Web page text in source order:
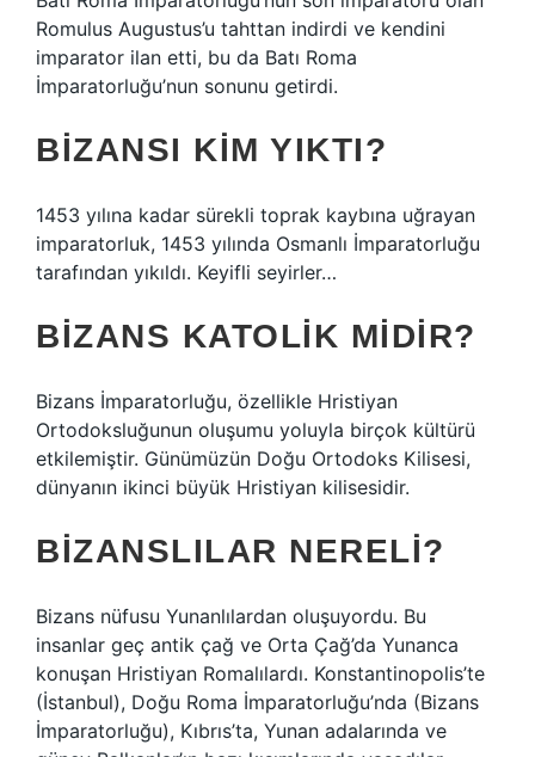
Romulus Augustus’u tahttan indirdi ve kendini
imparator ilan etti, bu da Batı Roma
İmparatorluğu’nun sonunu getirdi.
BIZANSI KIM YIKTI?
1453 yılına kadar sürekli toprak kaybına uğrayan
imparatorluk, 1453 yılında Osmanlı İmparatorluğu
tarafından yıkıldı. Keyifli seyirler…
BIZANS KATOLIK MIDIR?
Bizans İmparatorluğu, özellikle Hristiyan
Ortodoksluğunun oluşumu yoluyla birçok kültürü
etkilemiştir. Günümüzün Doğu Ortodoks Kilisesi,
dünyanın ikinci büyük Hristiyan kilisesidir.
BIZANSLILAR NERELI?
Bizans nüfusu Yunanlılardan oluşuyordu. Bu
insanlar geç antik çağ ve Orta Çağ’da Yunanca
konuşan Hristiyan Romalılardı. Konstantinopolis’te
(İstanbul), Doğu Roma İmparatorluğu’nda (Bizans
İmparatorluğu), Kıbrıs’ta, Yunan adalarında ve